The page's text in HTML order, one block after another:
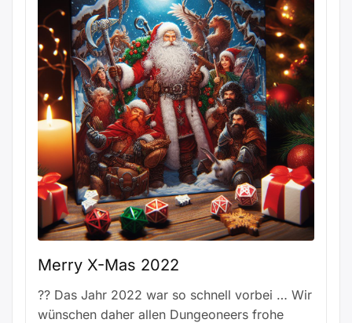
Merry X-Mas 2022
?? Das Jahr 2022 war so schnell vorbei … Wir
wünschen daher allen Dungeoneers frohe